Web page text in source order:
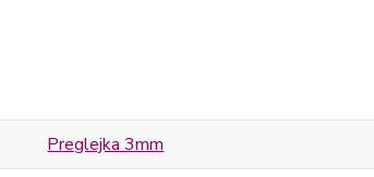
Preglejka 3mm